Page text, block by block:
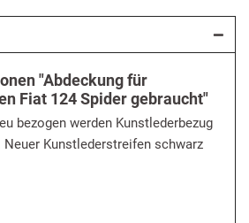
"Abdeckung für
Fiat 124 Spider gebraucht"
bezogen werden Kunstlederbezug
Kunstlederstreifen schwarz